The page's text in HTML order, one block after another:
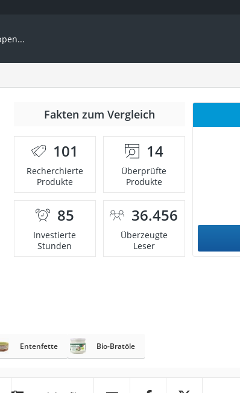
Fakten zum Vergleich
101
Recherchierte
Produkte
14
Überprüfte
Produkte
85
Investierte
Stunden
36.456
Überzeugte
Leser
Entenfette Bio-Bratöle